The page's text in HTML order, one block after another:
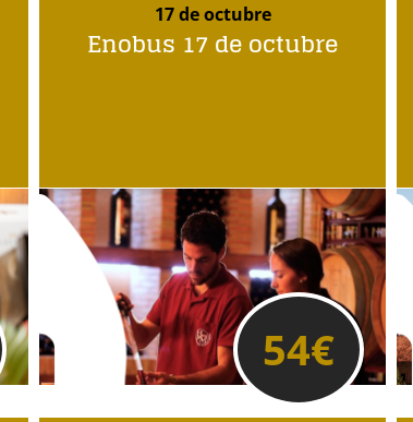
17 de octubre
Enobus 17 de octubre
54€